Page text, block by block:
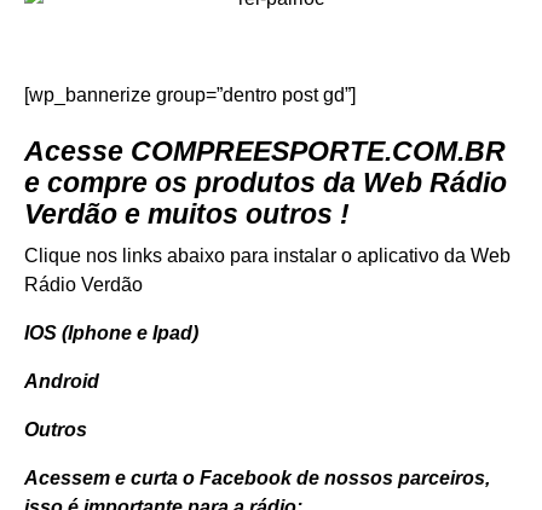
[wp_bannerize group=”dentro post gd”]
Acesse COMPREESPORTE.COM.BR
e compre os produtos da Web Rádio
Verdão e muitos outros !
Clique nos links abaixo para instalar o aplicativo da Web
Rádio Verdão
IOS (Iphone e Ipad)
Android
Outros
Acessem e curta o Facebook de nossos parceiros,